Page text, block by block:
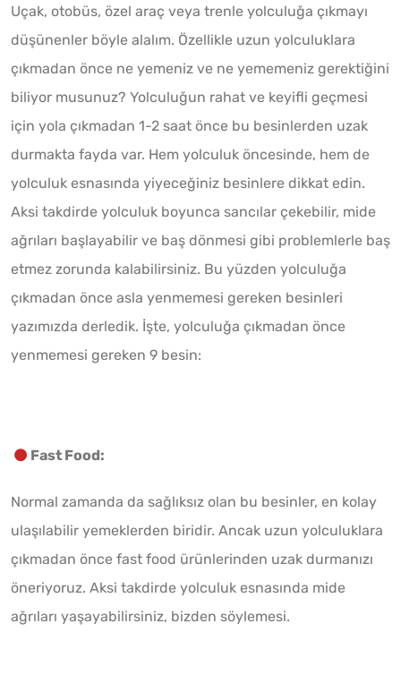
Uçak, otobüs, özel araç veya trenle yolculuğa çıkmayı
düşünenler böyle alalım. Özellikle uzun yolculuklara
çıkmadan önce ne yemeniz ve ne yememeniz gerektiğini
biliyor musunuz? Yolculuğun rahat ve keyifli geçmesi
için yola çıkmadan 1-2 saat önce bu besinlerden uzak
durmakta fayda var. Hem yolculuk öncesinde, hem de
yolculuk esnasında yiyeceğiniz besinlere dikkat edin.
Aksi takdirde yolculuk boyunca sancılar çekebilir, mide
ağrıları başlayabilir ve baş dönmesi gibi problemlerle baş
etmez zorunda kalabilirsiniz. Bu yüzden yolculuğa
çıkmadan önce asla yenmemesi gereken besinleri
yazımızda derledik. İşte, yolculuğa çıkmadan önce
yenmemesi gereken 9 besin:
Fast Food:
Normal zamanda da sağlıksız olan bu besinler, en kolay
ulaşılabilir yemeklerden biridir. Ancak uzun yolculuklara
çıkmadan önce fast food ürünlerinden uzak durmanızı
öneriyoruz. Aksi takdirde yolculuk esnasında mide
ağrıları yaşayabilirsiniz, bizden söylemesi.